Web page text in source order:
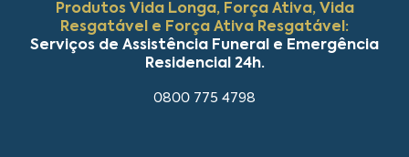
Produtos Vida Longa, Força Ativa, Vida
Resgatável e Força Ativa Resgatável:
Serviços de Assistência Funeral e Emergência
Residencial 24h.
0800 775 4798